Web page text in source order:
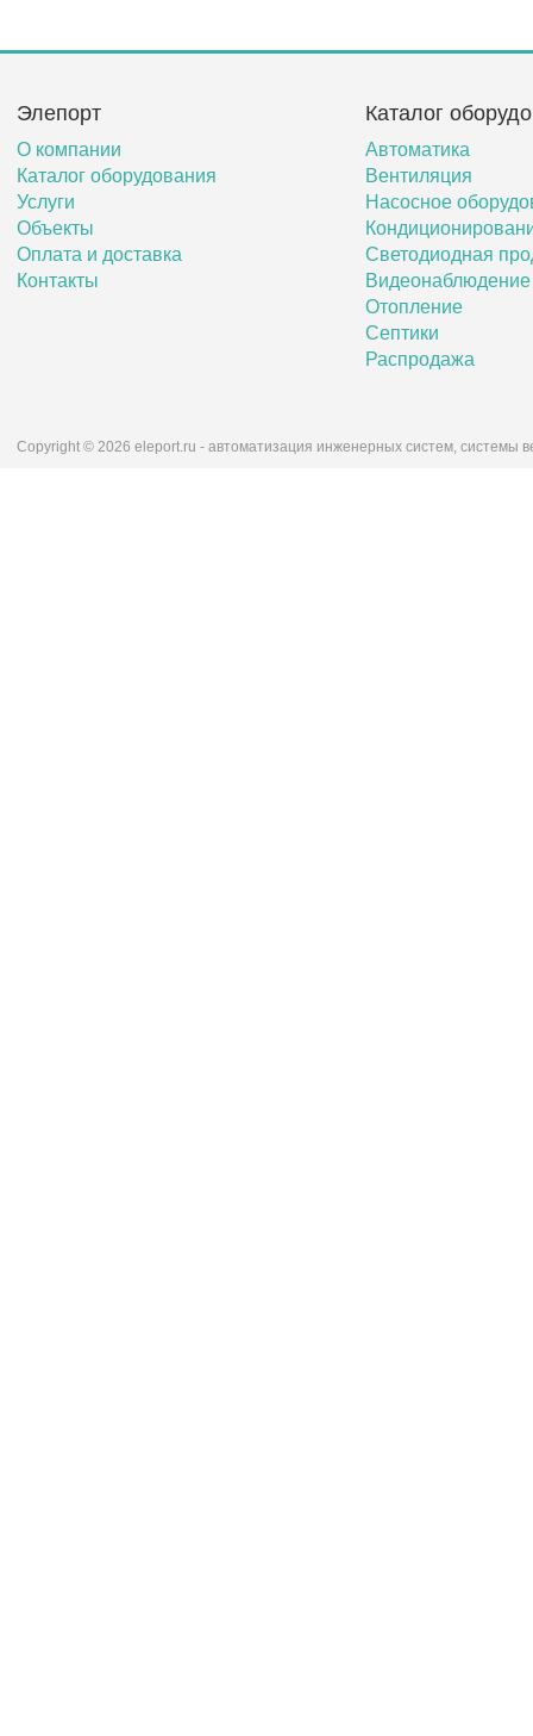
Элепорт
О компании
Каталог оборудования
Услуги
Объекты
Оплата и доставка
Контакты
Каталог
Автоматика
Вентиляция
Насосное
Светодиодная
Видеонаблюдение
Отопление
Септики
Распродажа
Copyright © 2026 eleport.ru - автоматизация инженерных систем, системы